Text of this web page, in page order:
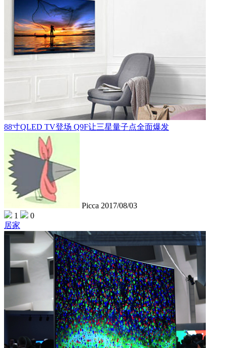
88寸QLED TV登场 Q9F让三星量子点全面爆发
Picca 2017/08/03
1
0
居家